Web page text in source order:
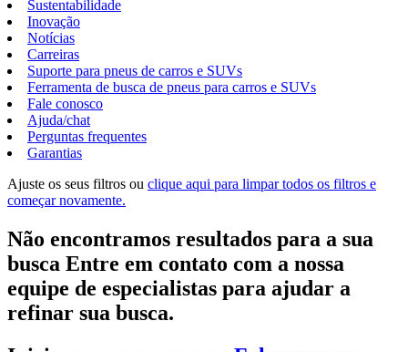
Sustentabilidade
Inovação
Notícias
Carreiras
Suporte para pneus de carros e SUVs
Ferramenta de busca de pneus para carros e SUVs
Fale conosco
Ajuda/chat
Perguntas frequentes
Garantias
Ajuste os seus filtros ou clique aqui para limpar todos os filtros e
começar novamente.
Não encontramos resultados para a sua
busca Entre em contato com a nossa
equipe de especialistas para ajudar a
refinar sua busca.